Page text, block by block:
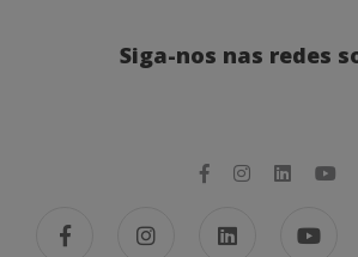
Siga-nos nas redes